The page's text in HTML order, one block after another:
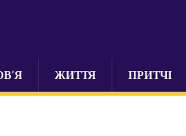
ЖИТТЯ ПРИТЧІ